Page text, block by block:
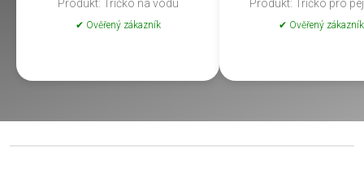
Produkt: Tričko na vodu
✔ Ověřený zákazník
Produkt: Tričko pro
✔ Ověřený zákazník